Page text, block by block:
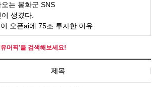
는 봉화군 SNS
생겼다.
오픈ai에 75조 투자한 이유
머픽'을 검색해보세요!
제목